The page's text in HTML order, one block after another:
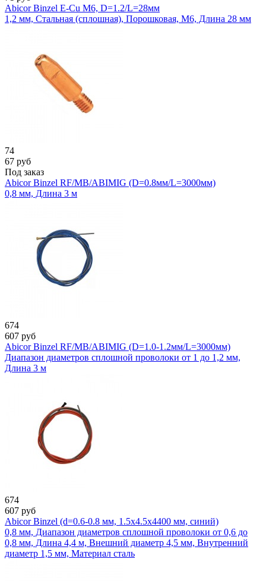
Abicor Binzel E-Cu M6, D=1.2/L=28мм
1,2 мм, Стальная (сплошная), Порошковая, М6, Длина 28 мм
74
67 руб
Под заказ
Abicor Binzel RF/MB/ABIMIG (D=0.8мм/L=3000мм)
0,8 мм, Длина 3 м
674
607 руб
Abicor Binzel RF/MB/ABIMIG (D=1.0-1.2мм/L=3000мм)
Диапазон диаметров сплошной проволоки от 1 до 1,2 мм,
Длина 3 м
674
607 руб
Abicor Binzel (d=0.6-0.8 мм, 1.5x4.5x4400 мм, синий)
0,8 мм, Диапазон диаметров сплошной проволоки от 0,6 до
0,8 мм, Длина 4,4 м, Внешний диаметр 4,5 мм, Внутренний
диаметр 1,5 мм, Материал сталь